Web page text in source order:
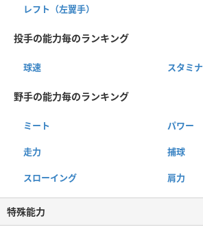
レフト（左翼手）
投手の能力毎のランキング
球速 スタミナ
野手の能力毎のランキング
ミート パワー
走力 捕球
スローイング 肩力
特殊能力